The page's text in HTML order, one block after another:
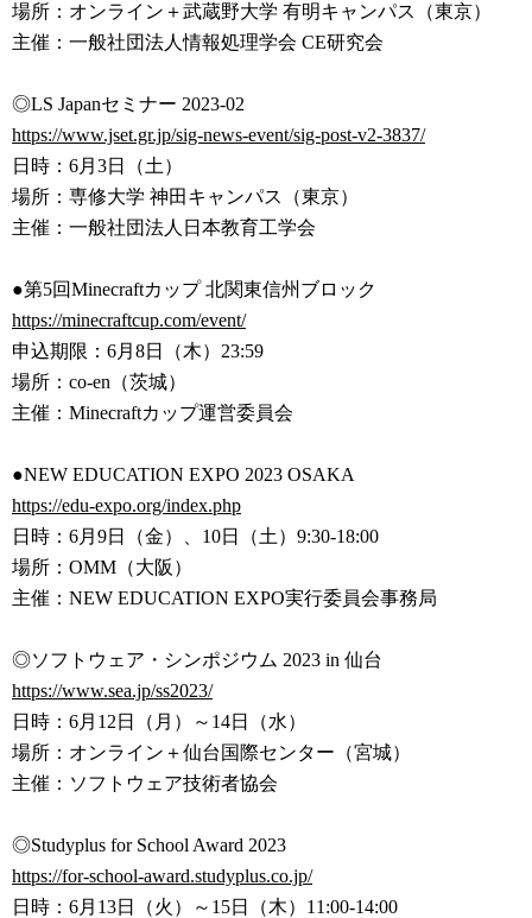
場所：オンライン＋武蔵野大学 有明キャンパス（東京）
主催：一般社団法人情報処理学会 CE研究会
◎LS Japanセミナー 2023-02
https://www.jset.gr.jp/sig-news-event/sig-post-v2-3837/
日時：6月3日（土）
場所：専修大学 神田キャンパス（東京）
主催：一般社団法人日本教育工学会
●第5回Minecraftカップ 北関東信州ブロック
https://minecraftcup.com/event/
申込期限：6月8日（木）23:59
場所：co-en（茨城）
主催：Minecraftカップ運営委員会
●NEW EDUCATION EXPO 2023 OSAKA
https://edu-expo.org/index.php
日時：6月9日（金）、10日（土）9:30-18:00
場所：OMM（大阪）
主催：NEW EDUCATION EXPO実行委員会事務局
◎ソフトウェア・シンポジウム 2023 in 仙台
https://www.sea.jp/ss2023/
日時：6月12日（月）～14日（水）
場所：オンライン＋仙台国際センター（宮城）
主催：ソフトウェア技術者協会
◎Studyplus for School Award 2023
https://for-school-award.studyplus.co.jp/
日時：6月13日（火）～15日（木）11:00-14:00